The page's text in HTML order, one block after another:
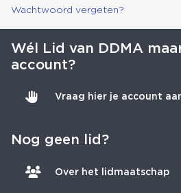
Wachtwoord vergeten?
Wél Lid van DDMA
account?
Vraag hier je account
Nog geen lid?
Over het lidmaatschap